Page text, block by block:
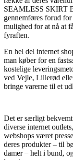
SEAMLESS SKIRT
gennemføres forud
mulighed for at nå at
fyraften.
En hel del internet
man køber for en
kostelige
ved Vejle, Lillerød
bringe varerne til et
Det er særligt
diverse internet
webshops været
deres produkter – til
damer – helt i bund,